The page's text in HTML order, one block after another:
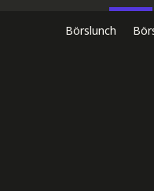
Börslunch